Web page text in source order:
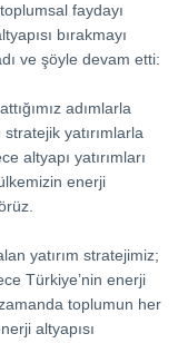
faydayı
bırakmayı
ve şöyle devam etti:
adımlarla
yatırımlarla
altyapı yatırımları
enerji
yatırım stratejimiz;
Türkiye’nin enerji
toplumun her
altyapısı